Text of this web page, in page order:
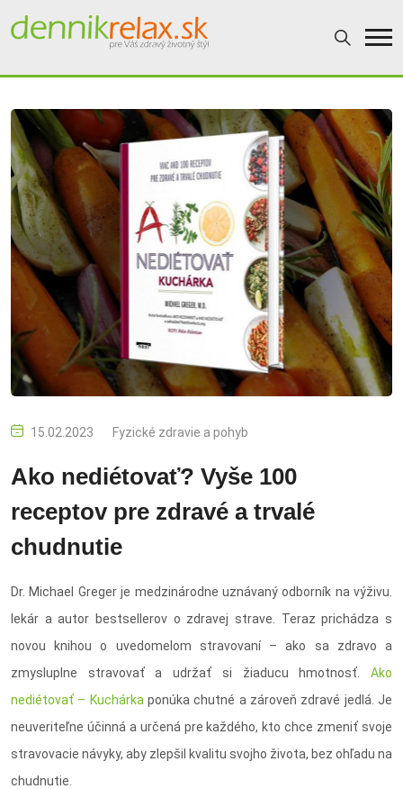
15.02.2023 Fyzické zdravie a pohyb
Ako nediétovať? Vyše 100
receptov pre zdravé a trvalé
chudnutie
Dr. Michael Greger je medzinárodne uznávaný odborník na výživu.
lekár a autor bestsellerov o zdravej strave. Teraz prichádza s
novou knihou o uvedomelom stravovaní – ako sa zdravo a
zmysluplne stravovať a udržať si žiaducu hmotnosť. Ako
nediétovať – Kuchárka ponúka chutné a zároveň zdravé jedlá. Je
neuveriteľne účinná a určená pre každého, kto chce zmeniť svoje
stravovacie návyky, aby zlepšil kvalitu svojho života, bez ohľadu na
chudnutie.